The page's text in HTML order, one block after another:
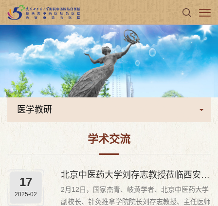
医学教研
学术交流
17
2025-02
北京中医药大学刘存志教授莅临西安市第五医院（陕西省中西医结合医院）交流指导
2月12日，国家杰青、岐黄学者、北京中医药大学
副校长、针灸推拿学院院长刘存志教授、主任医师